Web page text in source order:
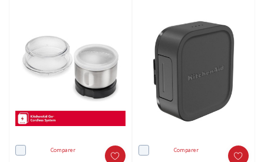
Comparer Comparer